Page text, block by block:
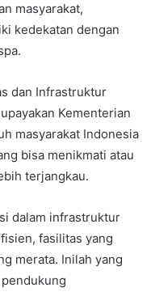
masyarakat,
kedekatan dengan
dan Infrastruktur
Kementerian
masyarakat Indonesia
bisa menikmati atau
terjangkau.
dalam infrastruktur
fasilitas yang
merata. Inilah yang